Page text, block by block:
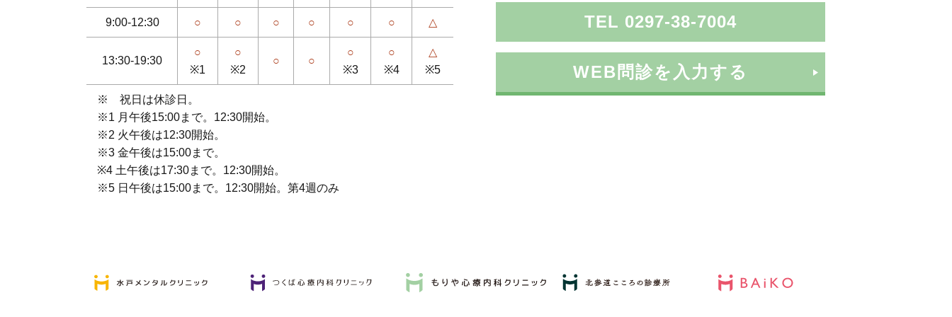
9:00-12:30 ○ ○ ○ ○ ○ ○ △
13:30-19:30
○
※1
○
※2
○ ○
○
※3
○
※4
△
※5
※ 祝日は休診日。
※1 月午後15:00まで。12:30開始。
※2 火午後は12:30開始。
※3 金午後は15:00まで。
※4 土午後は17:30まで。12:30開始。
※5 日午後は15:00まで。12:30開始。第4週のみ
TEL 0297-38-7004
WEB問診を入力する